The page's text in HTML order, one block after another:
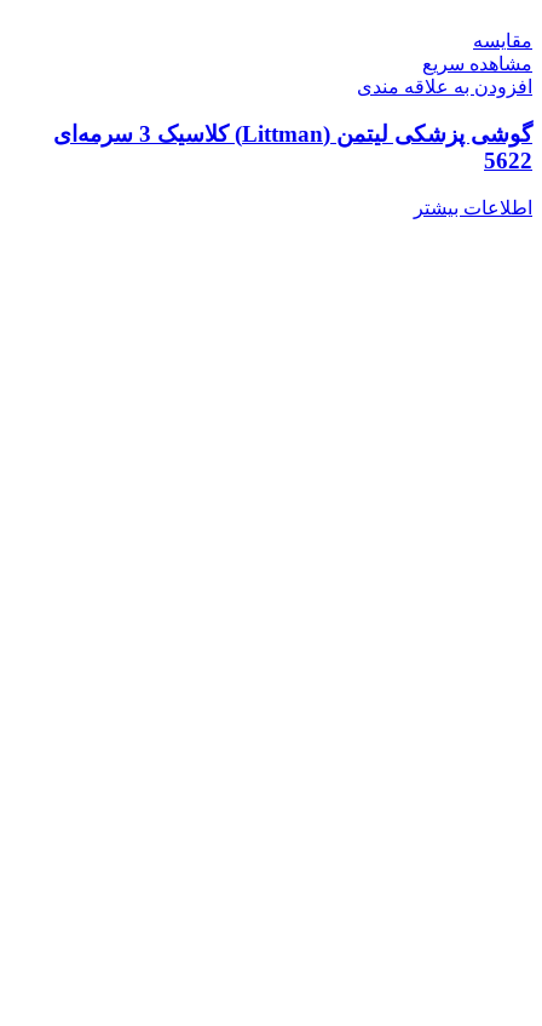
مقایسه
مشاهده سریع
افزودن به علاقه مندی
گوشی پزشکی لیتمن (Littman) کلاسیک 3 سرمه‌ای
5622
اطلاعات بیشتر